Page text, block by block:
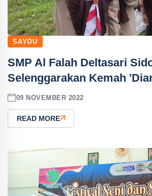
SAYOU
SMP Al Falah Deltasari
Selenggarakan Kemah
09 NOVEMBER 2022
READ MORE